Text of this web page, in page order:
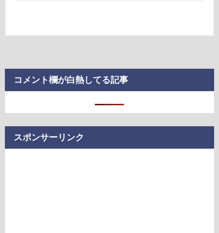
コメント欄が白熱してる記事
スポンサーリンク